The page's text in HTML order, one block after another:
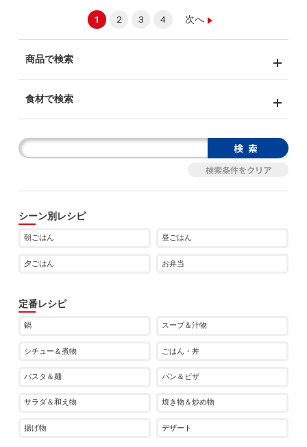
1 2 3 4 次へ
商品で検索
食材で検索
シーン別レシピ
朝ごはん 昼ごはん
夕ごはん お弁当
定番レシピ
鍋 スープ＆汁物
シチュー＆煮物 ごはん・丼
パスタ＆麺 パン＆ピザ
サラダ＆和え物 焼き物＆炒め物
揚げ物 デザート